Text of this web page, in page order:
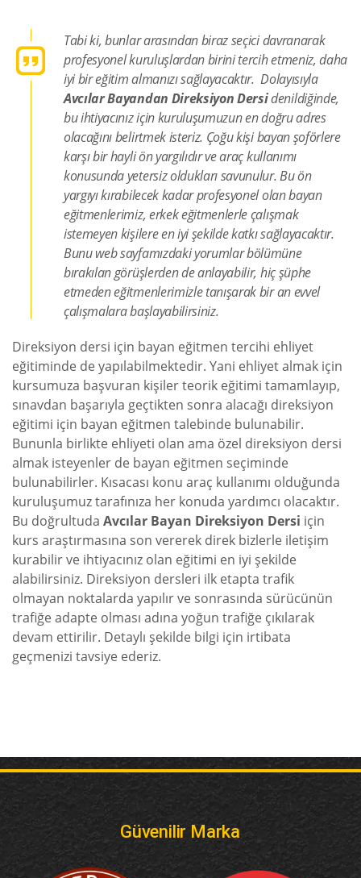
Tabi ki, bunlar arasından biraz seçici davranarak
profesyonel kuruluşlardan birini tercih etmeniz, daha
iyi bir eğitim almanızı sağlayacaktır. Dolayısıyla
Avcılar Bayandan Direksiyon Dersidenildiğinde,
bu ihtiyacınız için kuruluşumuzun en doğru adres
olacağını belirtmek isteriz. Çoğu kişi bayan şoförlere
karşı bir hayli ön yargılıdır ve araç kullanımı
konusunda yetersiz oldukları savunulur. Bu ön
yargıyı kırabilecek kadar profesyonel olan bayan
eğitmenlerimiz, erkek eğitmenlerle çalışmak
istemeyen kişilere en iyi şekilde katkı sağlayacaktır.
Bunu web sayfamızdaki yorumlar bölümüne
bırakılan görüşlerden de anlayabilir, hiç şüphe
etmeden eğitmenlerimizle tanışarak bir an evvel
çalışmalara başlayabilirsiniz.
Direksiyon dersi için bayan eğitmen tercihi ehliyet
eğitiminde de yapılabilmektedir. Yani ehliyet almak için
kursumuza başvuran kişiler teorik eğitimi tamamlayıp,
sınavdan başarıyla geçtikten sonra alacağı direksiyon
eğitimi için bayan eğitmen talebinde bulunabilir.
Bununla birlikte ehliyeti olan ama özel direksiyon dersi
almak isteyenler de bayan eğitmen seçiminde
bulunabilirler. Kısacası konu araç kullanımı olduğunda
kuruluşumuz tarafınıza her konuda yardımcı olacaktır.
Bu doğrultuda Avcılar Bayan Direksiyon Dersi için
kurs araştırmasına son vererek direk bizlerle iletişim
kurabilir ve ihtiyacınız olan eğitimi en iyi şekilde
alabilirsiniz. Direksiyon dersleri ilk etapta trafik
olmayan noktalarda yapılır ve sonrasında sürücünün
trafiğe adapte olması adına yoğun trafiğe çıkılarak
devam ettirilir. Detaylı şekilde bilgi için irtibata
geçmenizi tavsiye ederiz.
Güvenilir Marka